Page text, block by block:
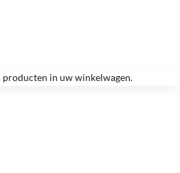
producten in uw winkelwagen.